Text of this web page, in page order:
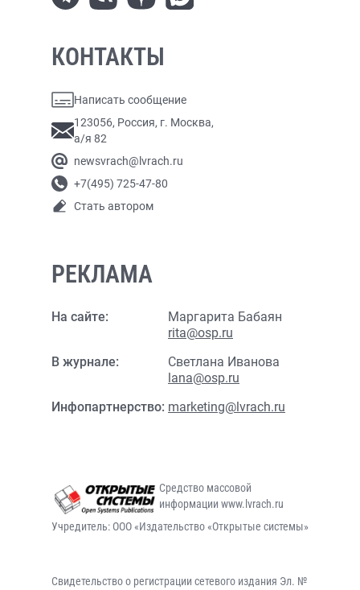
КОНТАКТЫ
Написать сообщение
123056, Россия, г. Москва,
а/я 82
newsvrach@lvrach.ru
+7(495) 725-47-80
Стать автором
РЕКЛАМА
На сайте:
Маргарита Бабаян
rita@osp.ru
В журнале:
Светлана Иванова
lana@osp.ru
Инфопартнерство: marketing@lvrach.ru
Средство массовой
информации www.lvrach.ru
Учредитель: ООО «Издательство «Открытые системы»
Свидетельство о регистрации сетевого издания Эл. №